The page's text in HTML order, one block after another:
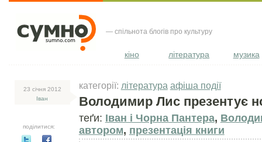
— спільнота блогів про культуру
кіно література музика
23 сiчня 2012
Іван
поділитися:
категорії: література афіша події
Володимир Лис презентує
теґи: Іван і Чорна Пантера,
автором, презентація книги